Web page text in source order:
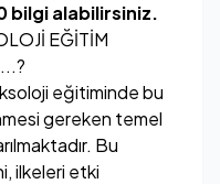
bilgi alabilirsiniz.
EĞİTİM
eğitiminde bu
gereken temel
Bu
ilkeleri etki